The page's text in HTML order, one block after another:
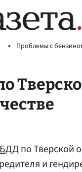
Проблемы с
по Тверской
и